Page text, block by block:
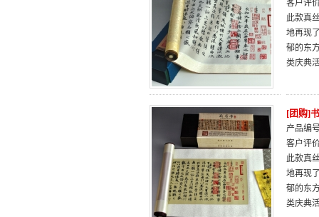
客户评
此款真
地再现
郁的东
类庆典
[团购]
产品编
客户评
此款真
地再现
郁的东
类庆典